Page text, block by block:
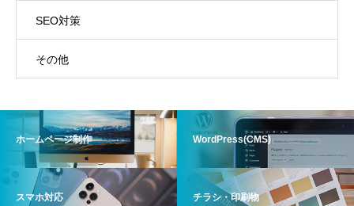
SEO対策
その他
ホームページ制作 WordPress(CMS)
スマホ対応 チラシ・印刷物